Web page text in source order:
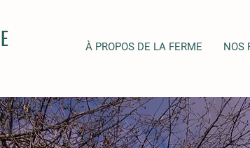
À PROPOS DE LA FERME NOS